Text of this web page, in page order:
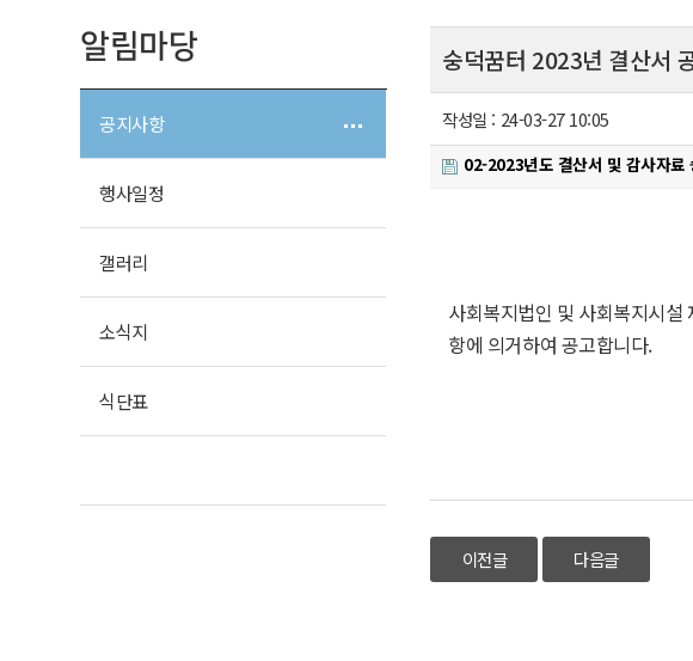
알림마당
공지사항
행사일정
갤러리
소식지
식단표
숭덕꿈터 2023년 결산서
작성일 : 24-03-27 10:05
02-2023년도 결산서 및 감사자
사회복지법인 및 사회복지시설
항에 의거하여 공고합니다.
이전글 다음글